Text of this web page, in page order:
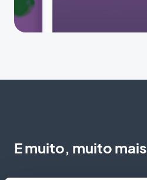
E muito, muito mais